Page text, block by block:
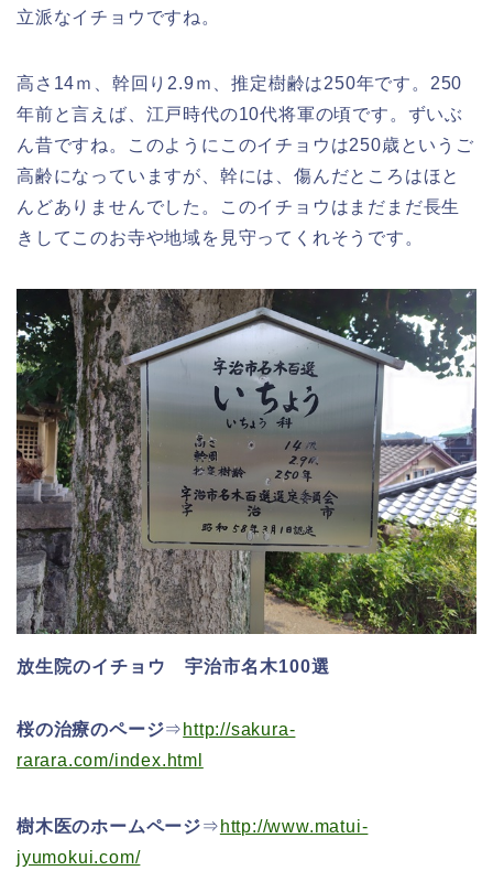
立派なイチョウですね。
高さ14ｍ、幹回り2.9ｍ、推定樹齢は250年です。250
年前と言えば、江戸時代の10代将軍の頃です。ずいぶ
ん昔ですね。このようにこのイチョウは250歳というご
高齢になっていますが、幹には、傷んだところはほと
んどありませんでした。このイチョウはまだまだ長生
きしてこのお寺や地域を見守ってくれそうです。
放生院のイチョウ 宇治市名木100選
桜の治療のページ⇒ http://sakura-
rarara.com/index.html
樹木医のホームページ⇒ http://www.matui-
jyumokui.com/